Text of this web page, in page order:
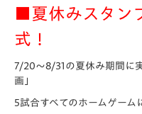
■夏休みスタン
式！
7/20～8/31の夏休み期間に
画」
5試合すべてのホームゲーム